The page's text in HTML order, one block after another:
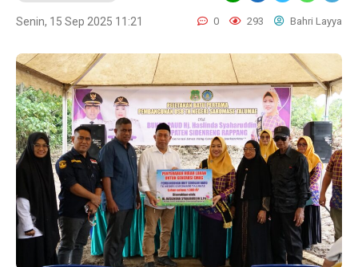
Senin, 15 Sep 2025 11:21 0 293 Bahri Layya